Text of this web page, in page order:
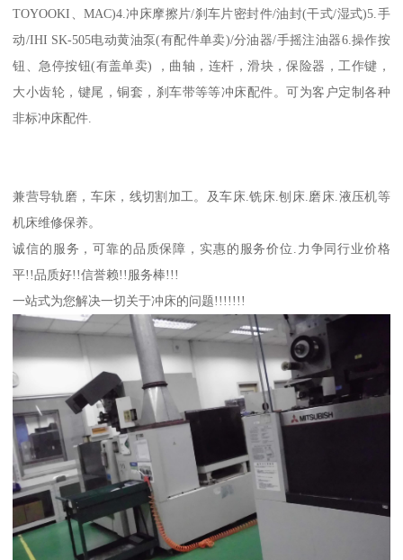
TOYOOKI、MAC)4.冲床摩擦片/刹车片密封件/油封(干式/湿式)5.手
动/IHI SK-505电动黄油泵(有配件单卖)/分油器/手摇注油器6.操作按
钮、急停按钮(有盖单卖) ，曲轴，连杆，滑块，保险器，工作键，
大小齿轮，键尾，铜套，刹车带等等冲床配件。可为客户定制各种
非标冲床配件.
兼营导轨磨，车床，线切割加工。及车床.铣床.刨床.磨床.液压机等
机床维修保养。
诚信的服务，可靠的品质保障，实惠的服务价位.力争同行业价格
平!!品质好!!信誉赖!!服务棒!!!
一站式为您解决一切关于冲床的问题!!!!!!!